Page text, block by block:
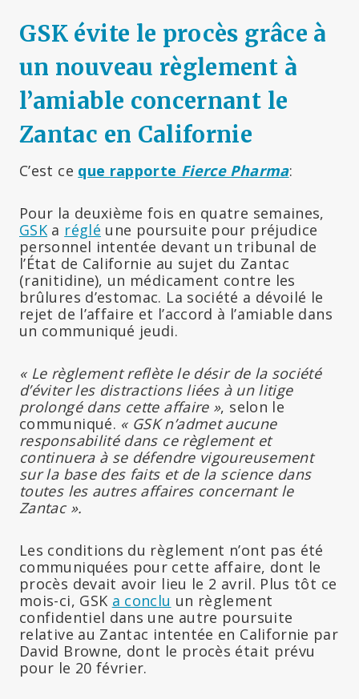
GSK évite le procès grâce à
un nouveau règlement à
l’amiable concernant le
Zantac en Californie
C’est ce que rapporte Fierce Pharma:
Pour la deuxième fois en quatre semaines,
GSK a réglé une poursuite pour préjudice
personnel intentée devant un tribunal de
l’État de Californie au sujet du Zantac
(ranitidine), un médicament contre les
brûlures d’estomac. La société a dévoilé le
rejet de l’affaire et l’accord à l’amiable dans
un communiqué jeudi.
« Le règlement reflète le désir de la société
d’éviter les distractions liées à un litige
prolongé dans cette affaire », selon le
communiqué. « GSK n’admet aucune
responsabilité dans ce règlement et
continuera à se défendre vigoureusement
sur la base des faits et de la science dans
toutes les autres affaires concernant le
Zantac ».
Les conditions du règlement n’ont pas été
communiquées pour cette affaire, dont le
procès devait avoir lieu le 2 avril. Plus tôt ce
mois-ci, GSK a conclu un règlement
confidentiel dans une autre poursuite
relative au Zantac intentée en Californie par
David Browne, dont le procès était prévu
pour le 20 février.